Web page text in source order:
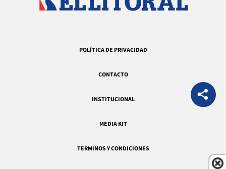
POLÍTICA DE PRIVACIDAD
CONTACTO
INSTITUCIONAL
MEDIA KIT
TERMINOS Y CONDICIONES